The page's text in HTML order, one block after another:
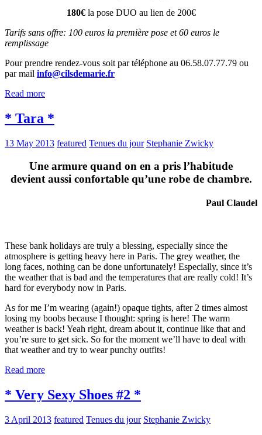
180€la pose DUO au lien de 200€
Tarifs sans offre: 100 euros la première pose et 60 euros le
remplissage
Pour prendre rendez-vous soit par téléphone au 06.58.07.77.79 ou
par mail info@cilsdemarie.fr
Read more
* Tara *
13 May 2013 featured Tenues du jour Stephanie Zwicky
Une armure quand on en a pris l’habitude
devient aussi confortable qu’une robe de chambre.
Paul Claudel
These bank holidays are truly a blessing, especially since the
atmosphere is getting heavy here in Paris. The grey weather, the
long faces, nothing can be done unfortunately! Especially, since it’s
the weather that is bad and the temperatures that are really cold! It’s
hard for everybody now in Paris.
As for me I’m wearing (again!) opaque tights, after 2 times almost
losing my boobs because I thought: spring is here! The warm
weather is back! Yeah right, dream about it, continue like that and
you’re sure to get sick. So for the moment we’ll have to deal with
that weather and try to wear punchy outfits!
Read more
* Very Sexy Shoes #2 *
3 April 2013 featured Tenues du jour Stephanie Zwicky